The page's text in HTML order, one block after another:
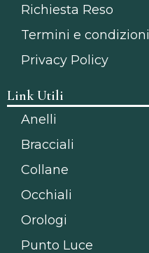
Richiesta Reso
Termini e condizioni
Privacy Policy
Link Utili
Anelli
Bracciali
Collane
Occhiali
Orologi
Punto Luce